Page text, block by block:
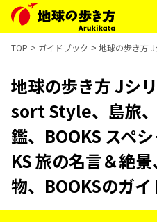
TOP ガイドブック 地球の歩き方
地球の歩き方 Jシ
sort Style、島旅
鑑、BOOKS スペ
KS 旅の名言＆絶
物、BOOKSのガ